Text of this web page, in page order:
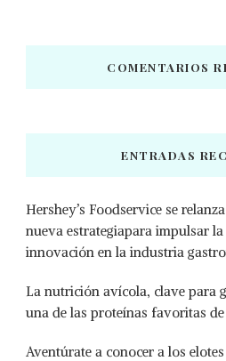
COMENTARIOS
ENTRADAS
Hershey’s Foodservice se
nueva estrategiapara impulsar
innovación en la industria
La nutrición avícola, clave para
una de las proteínas favoritas
Aventúrate a conocer a los